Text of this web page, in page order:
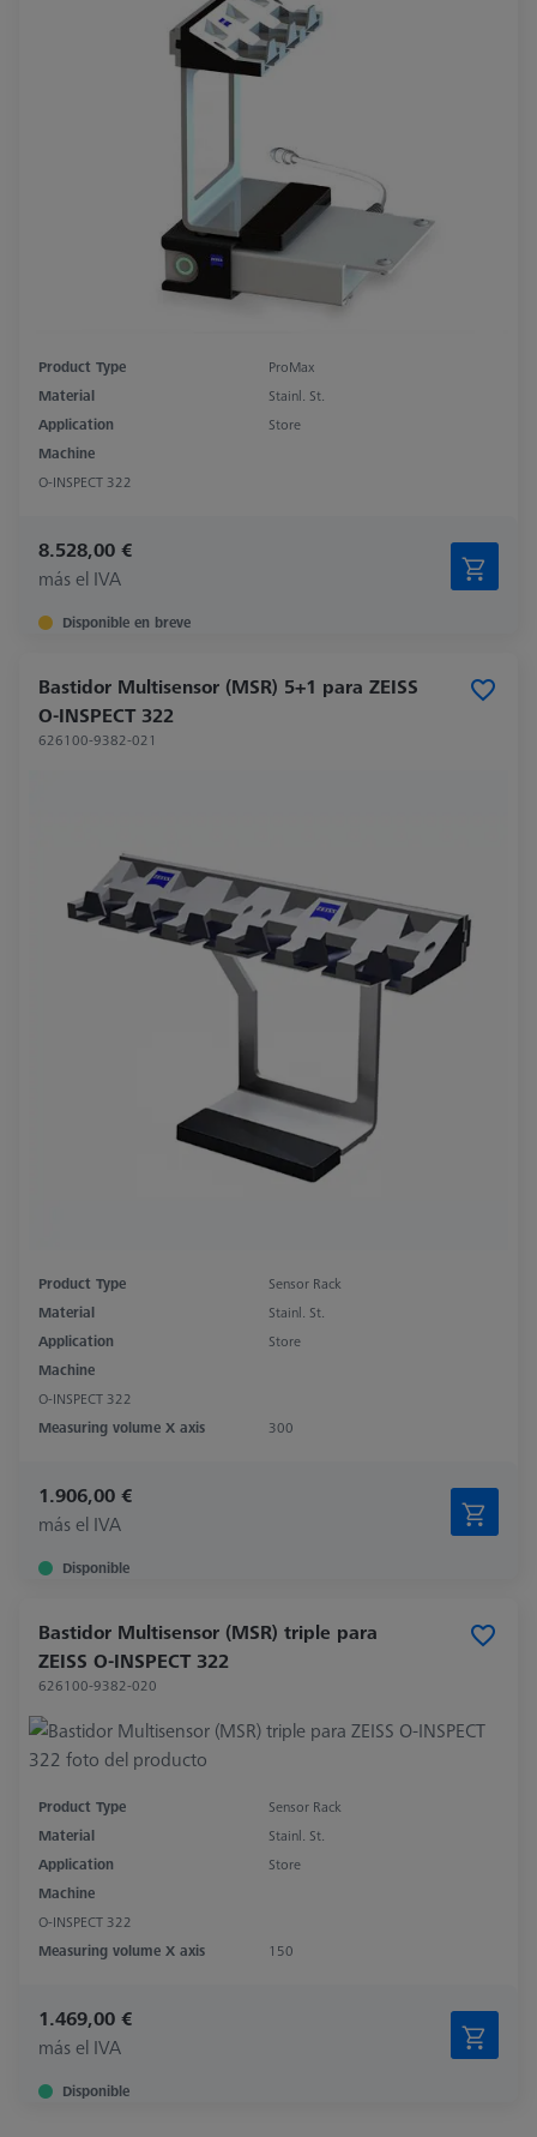
Product Type
ProMax
Material
Stainl. St.
Application
Store
Machine
O-INSPECT 322
8.528,00 €
más el IVA
Disponible en breve
Bastidor Multisensor (MSR) 5+1 para ZEISS
O-INSPECT 322
626100-9382-021
Product Type
Sensor Rack
Material
Stainl. St.
Application
Store
Machine
O-INSPECT 322
Measuring volume X axis
300
1.906,00 €
más el IVA
Disponible
Bastidor Multisensor (MSR) triple para
ZEISS O-INSPECT 322
626100-9382-020
Product Type
Sensor Rack
Material
Stainl. St.
Application
Store
Machine
O-INSPECT 322
Measuring volume X axis
150
1.469,00 €
más el IVA
Disponible